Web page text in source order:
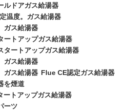
ルドアガス給湯器
温度。ガス給湯器
ガス給湯器
ートアップガス給湯器
タートアップガス給湯器
ガス給湯器
ガス給湯器 Flue CE認定ガス給湯器
を煙道
ートアップガス給湯器
ーツ